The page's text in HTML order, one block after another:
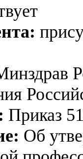
Приказ
Об